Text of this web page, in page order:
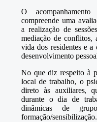
O
compreende uma
a realização de
mediação de conflitos,
vida dos residentes e a
desenvolvimento
No que diz respeito à
local de trabalho, o
direto às auxiliares,
durante o dia de
dinâmicas de
formação/sensibilização.